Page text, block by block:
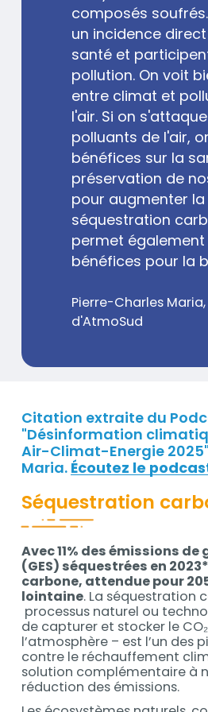
composés
un incidence
santé et
pollution. On voit
entre climat et
l'air. Si on
polluants de l'air,
bénéfices sur la
préservation de
pour augmenter la
séquestration
permet également
bénéfices pour la
Nom
/
Pierre-Charles
d'AtmoSud
Contenu
Citation extraite du
"Désinformation
Air-Climat-Energie
Maria. Écoutez le
Séquestration
Avec 11% des émissions
(GES) séquestrées en
carbone, attendue pour
lointaine. La séquestration
processus naturel ou
de capturer et stocker le
l’atmosphère – est l’un des
contre le réchauffement
solution complémentaire à
réduction des émissions.